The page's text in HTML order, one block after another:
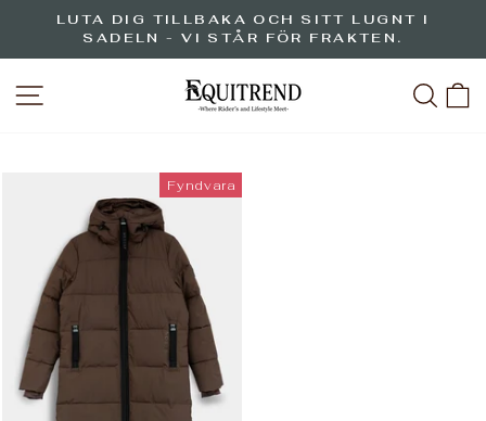
Hoppa
innehåll
Pausa
LUTA DIG TILLBAKA OCH SITT LUGNT I
SADELN - VI STÅR FÖR FRAKTEN.
WEBBPLATSNAVIGERING
Fyndvara